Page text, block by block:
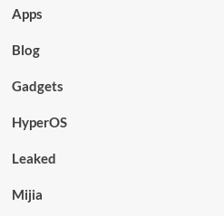
Apps
Blog
Gadgets
HyperOS
Leaked
Mijia